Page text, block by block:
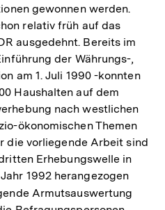
gewonnen werden.
relativ früh auf das
ausgedehnt. Bereits im
der Währungs-,
am 1. Juli 1990 -konnten
Haushalten auf dem
nach westlichen
ökonomischen Themen
die vorliegende Arbeit sind
Erhebungswelle in
1992 herangezogen
Armutsauswertung